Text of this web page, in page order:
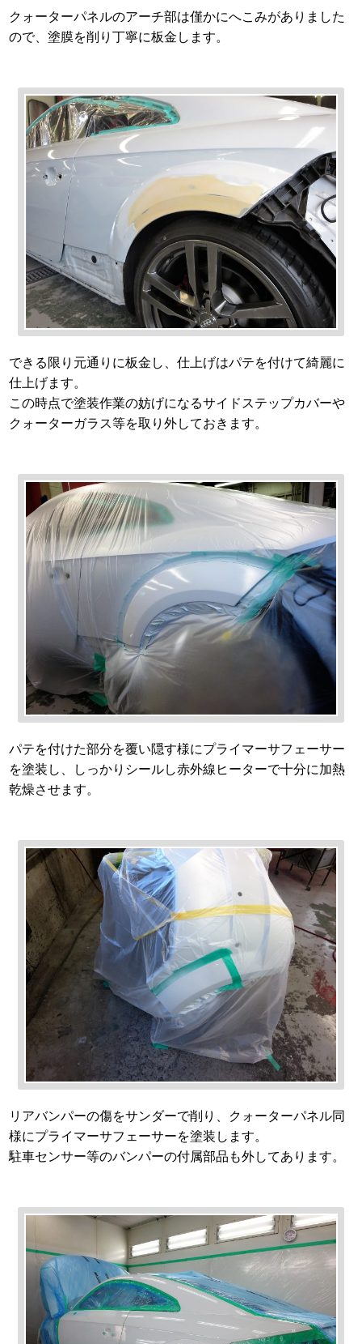
クォーターパネルのアーチ部は僅かにへこみがありました
ので、塗膜を削り丁寧に板金します。
できる限り元通りに板金し、仕上げはパテを付けて綺麗に
仕上げます。
この時点で塗装作業の妨げになるサイドステップカバーや
クォーターガラス等を取り外しておきます。
パテを付けた部分を覆い隠す様にプライマーサフェーサー
を塗装し、しっかりシールし赤外線ヒーターで十分に加熱
乾燥させます。
リアバンパーの傷をサンダーで削り、クォーターパネル同
様にプライマーサフェーサーを塗装します。
駐車センサー等のバンパーの付属部品も外してあります。